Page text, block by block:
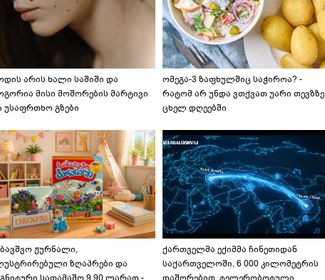
არის ხალი საშიში და
მისი მოშორების მარტივი
უსაფრთხო გზები
ომეგა-3 ზაფხულშიც საჭიროა? -
რატომ არ უნდა ვთქვათ უარი თევზზე
ცხელ დღეებში
ჟურნალი,
ზღაპრები და
ქართველმა ექიმმა ჩინეთიდან
საქართველოში, 6 000 კილომეტრის